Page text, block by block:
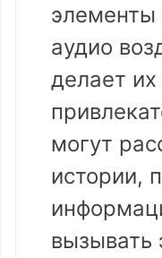
элементы
аудио
делает
могут
истории,
вызывать